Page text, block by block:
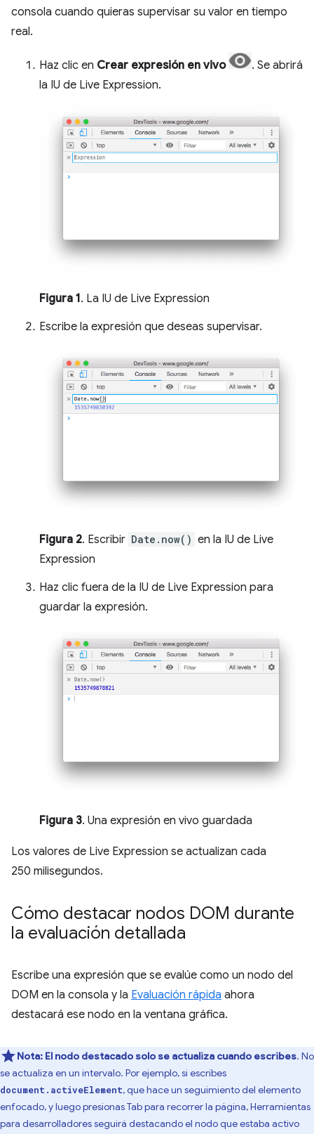
consola cuando quieras supervisar su valor en tiempo
real.
Haz clic en Crear expresión en vivo
. Se abrirá
la IU de Live Expression.
Figura 1. La IU de Live Expression
Escribe la expresión que deseas supervisar.
Figura 2. Escribir Date.now() en la IU de Live
Expression
Haz clic fuera de la IU de Live Expression para
guardar la expresión.
Figura 3. Una expresión en vivo guardada
Los valores de Live Expression se actualizan cada
250 milisegundos.
Cómo destacar nodos DOM durante
la evaluación detallada
Escribe una expresión que se evalúe como un nodo del
DOM en la consola y la Evaluación rápida ahora
destacará ese nodo en la ventana gráfica.
Nota: El nodo destacado solo se actualiza cuando escribes. No
se actualiza en un intervalo. Por ejemplo, si escribes
document.activeElement, que hace un seguimiento del elemento
enfocado, y luego presionas Tab para recorrer la página, Herramientas
para desarrolladores seguirá destacando el nodo que estaba activo